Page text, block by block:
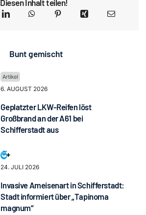
Diesen Inhalt teilen!
Bunt gemischt
6. AUGUST 2026
Geplatzter LKW-Reifen löst
Großbrand an der A61 bei
Schifferstadt aus
24. JULI 2026
Invasive Ameisenart in Schifferstadt:
Stadt informiert über „Tapinoma
magnum“